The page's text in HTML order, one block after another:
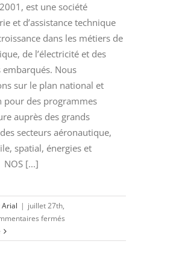
est une société
et d’assistance technique
dans les métiers de
de l’électricité et des
embarqués. Nous
sur le plan national et
pour des programmes
auprès des grands
secteurs aéronautique,
spatial, énergies et
[...]
Arial | juillet 27th,
fermés
CONCEPTION